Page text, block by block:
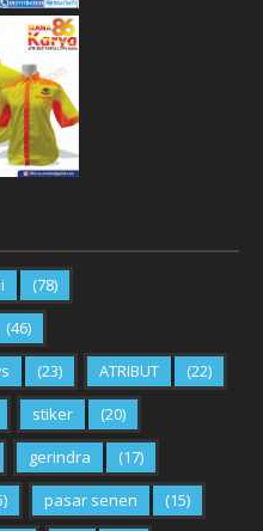
(78)
(46)
(23) ATRIBUT
(22)
stiker
(20)
gerindra
(17)
pasar senen
(15)